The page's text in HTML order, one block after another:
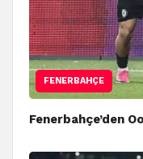
FENERBAHÇE
Fenerbahçe’den